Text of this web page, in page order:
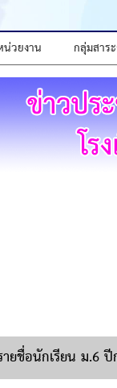
วยงาน กลุ่มสาร
ยชื่อนักเรียน ม.6